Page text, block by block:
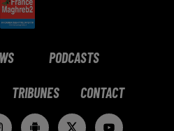
PODCASTS
TRIBUNES CONTACT